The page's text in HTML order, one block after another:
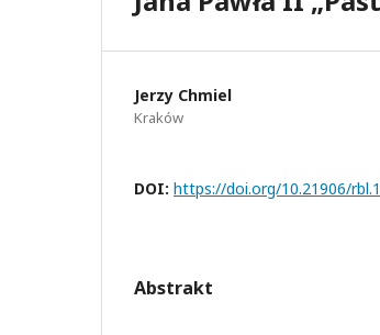
Jerzy Chmiel
Kraków
DOI: https://doi.org/10.21906/
Abstrakt